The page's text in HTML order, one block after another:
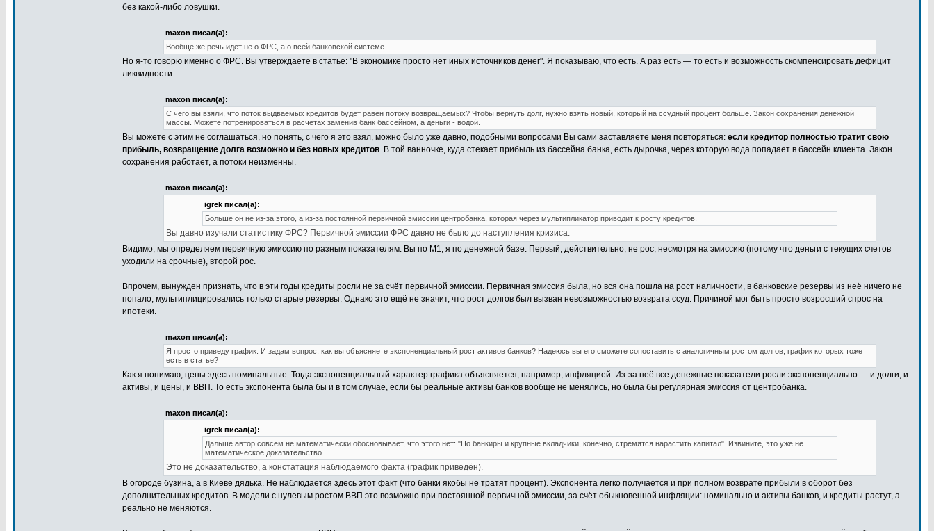
без какой-либо ловушки.
maxon писал(а):
Вообще же речь идёт не о ФРС, а о всей банковской системе.
Но я-то говорю именно о ФРС. Вы утверждаете в статье: "В экономике просто нет иных источников денег". Я показываю, что есть. А раз есть — то есть и возможность скомпенсировать дефицит
ликвидности.
maxon писал(а):
С чего вы взяли, что поток выдваемых кредитов будет равен потоку возвращаемых? Чтобы вернуть долг, нужно взять новый, который на ссудный процент больше. Закон сохранения денежной
массы. Можете потренироваться в расчётах заменив банк бассейном, а деньги - водой.
Вы можете с этим не соглашаться, но понять, с чего я это взял, можно было уже давно, подобными вопросами Вы сами заставляете меня повторяться: если кредитор полностью тратит свою
прибыль, возвращение долга возможно и без новых кредитов. В той ванночке, куда стекает прибыль из бассейна банка, есть дырочка, через которую вода попадает в бассейн клиента. Закон
сохранения работает, а потоки неизменны.
maxon писал(а):
igrek писал(а):
Больше он не из-за этого, а из-за постоянной первичной эмиссии центробанка, которая через мультипликатор приводит к росту кредитов.
Вы давно изучали статистику ФРС? Первичной эмиссии ФРС давно не было до наступления кризиса.
Видимо, мы определяем первичную эмиссию по разным показателям: Вы по М1, я по денежной базе. Первый, действительно, не рос, несмотря на эмиссию (потому что деньги с текущих счетов
уходили на срочные), второй рос.
Впрочем, вынужден признать, что в эти годы кредиты росли не за счёт первичной эмиссии. Первичная эмиссия была, но вся она пошла на рост наличности, в банковские резервы из неё ничего не
попало, мультиплицировались только старые резервы. Однако это ещё не значит, что рост долгов был вызван невозможностью возврата ссуд. Причиной мог быть просто возросший спрос на
ипотеки.
maxon писал(а):
Я просто приведу график: И задам вопрос: как вы объясняете экспоненциальный рост активов банков? Надеюсь вы его сможете сопоставить с аналогичным ростом долгов, график которых тоже
есть в статье?
Как я понимаю, цены здесь номинальные. Тогда экспоненциальный характер графика объясняется, например, инфляцией. Из-за неё все денежные показатели росли экспоненциально — и долги, и
активы, и цены, и ВВП. То есть экспонента была бы и в том случае, если бы реальные активы банков вообще не менялись, но была бы регулярная эмиссия от центробанка.
maxon писал(а):
igrek писал(а):
Дальше автор совсем не математически обосновывает, что этого нет: "Но банкиры и крупные вкладчики, конечно, стремятся нарастить капитал". Извините, это уже не
математическое доказательство.
Это не доказательство, а констатация наблюдаемого факта (график приведён).
В огороде бузина, а в Киеве дядька. Не наблюдается здесь этот факт (что банки якобы не тратят процент). Экспонента легко получается и при полном возврате прибыли в оборот без
дополнительных кредитов. В модели с нулевым ростом ВВП это возможно при постоянной первичной эмиссии, за счёт обыкновенной инфляции: номинально и активы банков, и кредиты растут, а
реально не меняются.